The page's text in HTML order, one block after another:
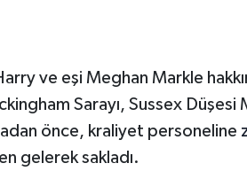
ve eşi Meghan Markle
Sarayı, Sussex Düşesi
önce, kraliyet personeline
gelerek sakladı.